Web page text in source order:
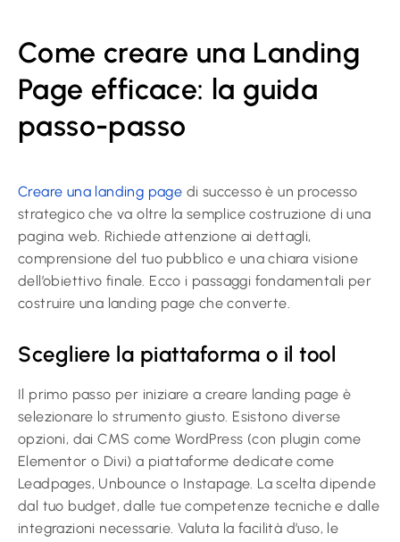
Come creare una Landing
Page efficace: la guida
passo-passo
Creare una landing page di successo è un processo
strategico che va oltre la semplice costruzione di una
pagina web. Richiede attenzione ai dettagli,
comprensione del tuo pubblico e una chiara visione
dell’obiettivo finale. Ecco i passaggi fondamentali per
costruire una landing page che converte.
Scegliere la piattaforma o il tool
Il primo passo per iniziare a creare landing page è
selezionare lo strumento giusto. Esistono diverse
opzioni, dai CMS come WordPress (con plugin come
Elementor o Divi) a piattaforme dedicate come
Leadpages, Unbounce o Instapage. La scelta dipende
dal tuo budget, dalle tue competenze tecniche e dalle
integrazioni necessarie. Valuta la facilità d’uso, le